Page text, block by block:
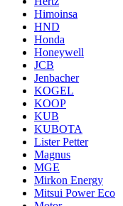
Himoinsa
HND
Honda
Honeywell
JCB
Jenbacher
KOGEL
KOOP
KUB
KUBOTA
Lister Petter
Magnus
MGE
Mirkon Energy
Mitsui Power Eco